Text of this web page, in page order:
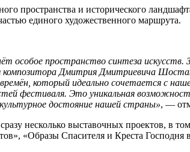
пространства и исторического
единого художественного маршрута.
особое пространство синтеза
композитора Дмитрия Дмитриевича
времён, который идеально сочетается с
фестиваля. Это уникальная
достояние нашей страны», —
несколько выставочных проектов, в
«Образы Спасителя и Креста